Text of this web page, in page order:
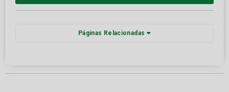
Páginas Relacionadas